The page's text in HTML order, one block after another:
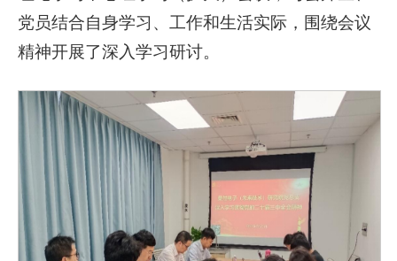
党员结合自身学习、工作和生活实际，围绕会议
精神开展了深入学习研讨。